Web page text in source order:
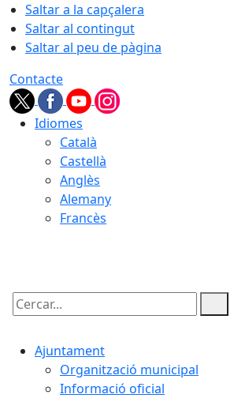
Saltar a la capçalera
Saltar al contingut
Saltar al peu de pàgina
Contacte
Idiomes
Català
Castellà
Anglès
Alemany
Francès
Cercar:
Ajuntament
Organització municipal
Informació oficial